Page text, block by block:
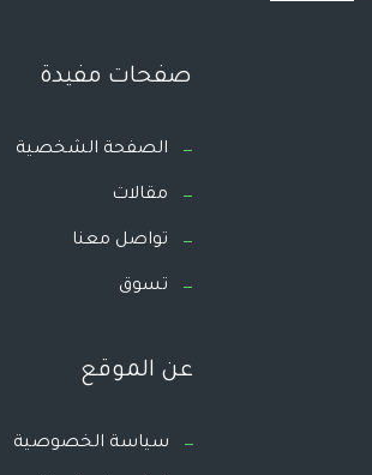
صفحات مفيدة
الصفحة الشخصية
مقالات
تواصل معنا
تسوق
عن الموقع
سياسة الخصوصية